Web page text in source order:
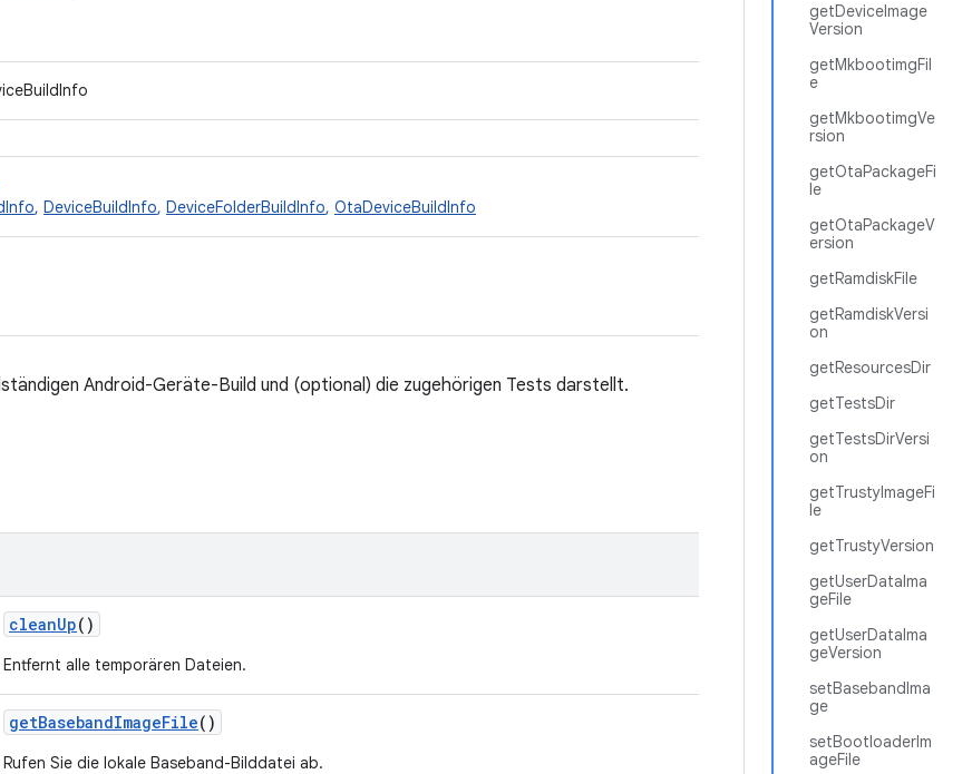
getDeviceImage
Version
getMkbootimgFil
e
getMkbootimgVe
rsion
getOtaPackageFi
le
getOtaPackageV
ersion
getRamdiskFile
getRamdiskVersi
on
getResourcesDir
getTestsDir
getTestsDirVersi
on
getTrustyImageFi
le
getTrustyVersion
getUserDataIma
geFile
getUserDataIma
geVersion
setBasebandIma
ge
setBootloaderIm
ageFile
, DeviceBuildInfo, DeviceFolderBuildInfo, OtaDeviceBuildInfo
Android-Geräte-Build und (optional) die zugehörigen Tests darstellt.
cleanUp()
Entfernt alle temporären Dateien.
getBasebandImageFile()
Rufen Sie die lokale Baseband-Bilddatei ab.